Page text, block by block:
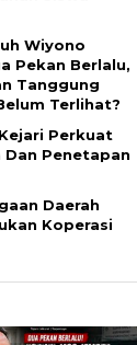
Wiyono
Pekan Berlalu,
Tanggung
Terlihat?
Perkuat
Dan Penetapan
Daerah
Koperasi